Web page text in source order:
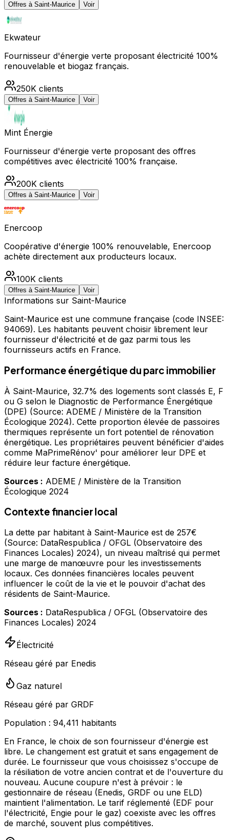
Offres à Saint-Maurice Voir
Ekwateur
Fournisseur d'énergie verte proposant électricité 100%
renouvelable et biogaz français.
250K clients
Offres à Saint-Maurice Voir
Mint Énergie
Fournisseur d'énergie verte proposant des offres
compétitives avec électricité 100% française.
200K clients
Offres à Saint-Maurice Voir
Enercoop
Coopérative d'énergie 100% renouvelable, Enercoop
achète directement aux producteurs locaux.
100K clients
Offres à Saint-Maurice Voir
Informations sur Saint-Maurice
Saint-Maurice est une commune française (code INSEE:
94069). Les habitants peuvent choisir librement leur
fournisseur d'électricité et de gaz parmi tous les
fournisseurs actifs en France.
Performance énergétique du parc immobilier
À Saint-Maurice, 32.7% des logements sont classés E, F
ou G selon le Diagnostic de Performance Énergétique
(DPE) (Source: ADEME / Ministère de la Transition
Écologique 2024). Cette proportion élevée de passoires
thermiques représente un fort potentiel de rénovation
énergétique. Les propriétaires peuvent bénéficier d'aides
comme MaPrimeRénov' pour améliorer leur DPE et
réduire leur facture énergétique.
Sources : ADEME / Ministère de la Transition
Écologique 2024
Contexte financier local
La dette par habitant à Saint-Maurice est de 257€
(Source: DataRespublica / OFGL (Observatoire des
Finances Locales) 2024), un niveau maîtrisé qui permet
une marge de manœuvre pour les investissements
locaux. Ces données financières locales peuvent
influencer le coût de la vie et le pouvoir d'achat des
résidents de Saint-Maurice.
Sources : DataRespublica / OFGL (Observatoire des
Finances Locales) 2024
Électricité
Réseau géré par Enedis
Gaz naturel
Réseau géré par GRDF
Population : 94,411 habitants
En France, le choix de son fournisseur d'énergie est
libre. Le changement est gratuit et sans engagement de
durée. Le fournisseur que vous choisissez s'occupe de
la résiliation de votre ancien contrat et de l'ouverture du
nouveau. Aucune coupure n'est à prévoir : le
gestionnaire de réseau (Enedis, GRDF ou une ELD)
maintient l'alimentation. Le tarif réglementé (EDF pour
l'électricité, Engie pour le gaz) coexiste avec les offres
de marché, souvent plus compétitives.